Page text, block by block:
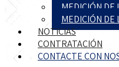
MEDICIÓN DE
MEDICIÓN DE
NOTICIAS
CONTRATACIÓN
CONTACTE CON